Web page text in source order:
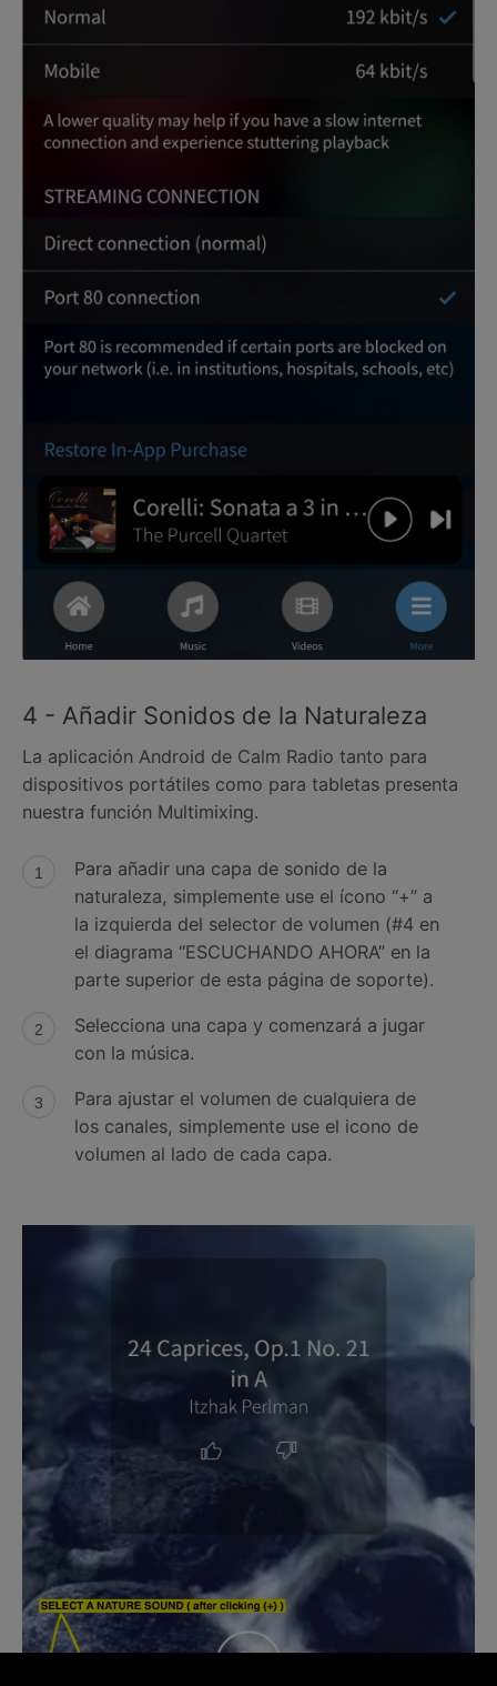
4 - Añadir Sonidos de la Naturaleza
La aplicación Android de Calm Radio tanto para
dispositivos portátiles como para tabletas presenta
nuestra función Multimixing.
Para añadir una capa de sonido de la
naturaleza, simplemente use el ícono “+” a
la izquierda del selector de volumen (#4 en
el diagrama “ESCUCHANDO AHORA” en la
parte superior de esta página de soporte).
Selecciona una capa y comenzará a jugar
con la música.
Para ajustar el volumen de cualquiera de
los canales, simplemente use el icono de
volumen al lado de cada capa.